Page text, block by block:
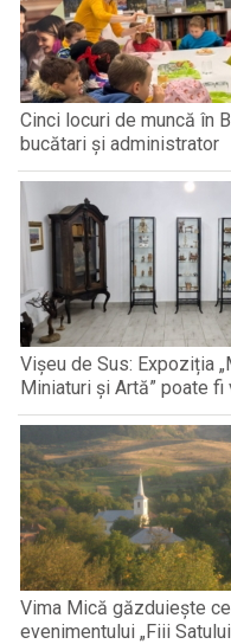
Cinci locuri de muncă în
bucătari și administrator
Vișeu de Sus: Expoziția
Miniaturi și Artă” poate
Vima Mică găzduiește
evenimentului „Fiii